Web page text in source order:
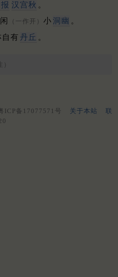
汉宫秋 。
（一作开） 小洞幽 。
自有 丹丘 。
ICP备17077571号 关于本站
联